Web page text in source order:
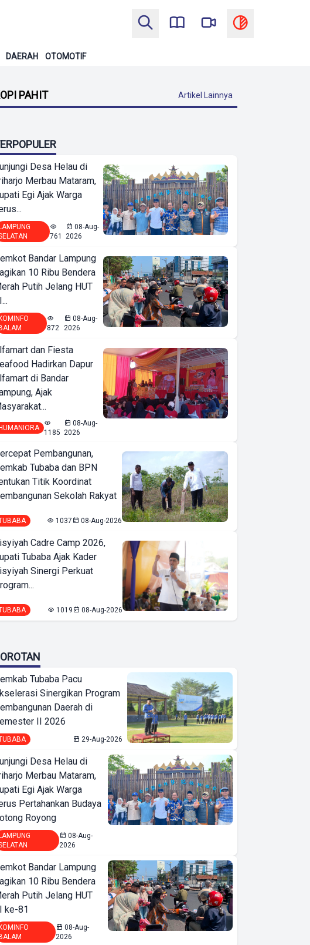
DAERAH OTOMOTIF
VIII
Siap
Pemkot
Bandar
PAHIT Artikel Lainnya
Desa Helau di
Merbau Mataram,
Egi Ajak Warga
LAMPUNG
761
08-Aug-
2026
Bandar Lampung
10 Ribu Bendera
Putih Jelang HUT
KOMINFO
BALAM
872
08-Aug-
2026
dan Fiesta
Hadirkan Dapur
di Bandar
Ajak
HUMANIORA
1185
08-Aug-
2026
Pembangunan,
Tubaba dan BPN
Titik Koordinat
Sekolah Rakyat
1037 08-Aug-2026
Cadre Camp 2026,
Tubaba Ajak Kader
Sinergi Perkuat
1019 08-Aug-2026
Tubaba Pacu
Sinergikan Program
Daerah di
II 2026
29-Aug-2026
Desa Helau di
Merbau Mataram,
Egi Ajak Warga
Pertahankan Budaya
Royong
LAMPUNG
08-Aug-
2026
Bandar Lampung
10 Ribu Bendera
Putih Jelang HUT
ke-81
KOMINFO
BALAM
08-Aug-
2026